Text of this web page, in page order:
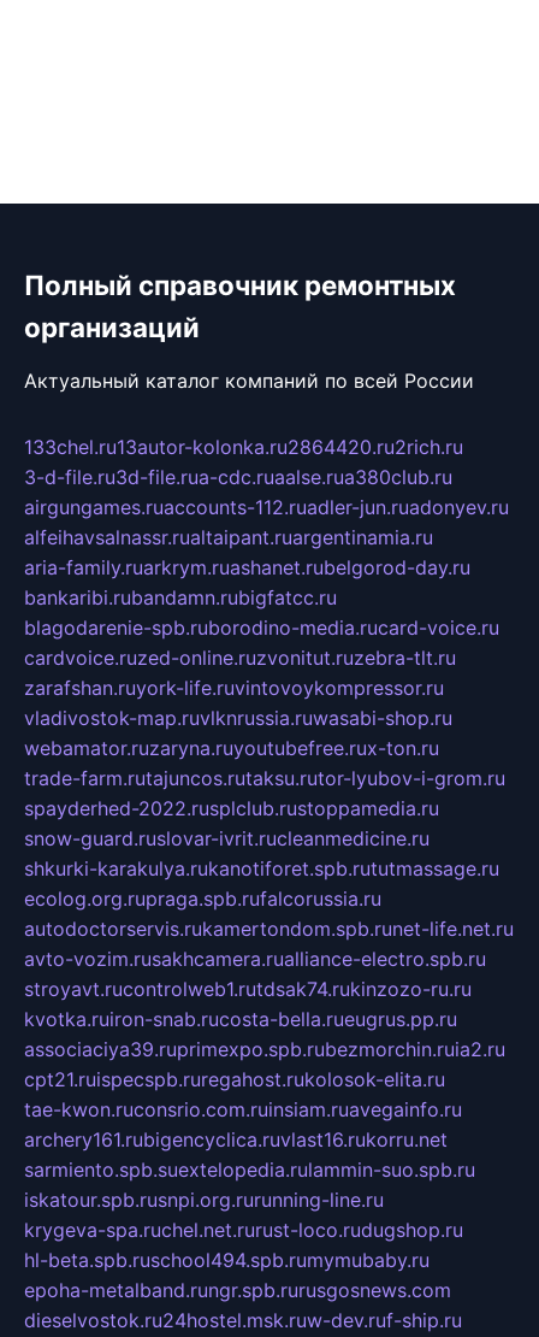
Полный справочник ремонтных
организаций
Актуальный каталог компаний по всей России
133chel.ru13autor-kolonka.ru2864420.ru2rich.ru
3-d-file.ru3d-file.rua-cdc.ruaalse.rua380club.ru
airgungames.ruaccounts-112.ruadler-jun.ruadonyev.ru
alfeihavsalnassr.rualtaipant.ruargentinamia.ru
aria-family.ruarkrym.ruashanet.rubelgorod-day.ru
bankaribi.rubandamn.rubigfatcc.ru
blagodarenie-spb.ruborodino-media.rucard-voice.ru
cardvoice.ruzed-online.ruzvonitut.ruzebra-tlt.ru
zarafshan.ruyork-life.ruvintovoykompressor.ru
vladivostok-map.ruvlknrussia.ruwasabi-shop.ru
webamator.ruzaryna.ruyoutubefree.rux-ton.ru
trade-farm.rutajuncos.rutaksu.rutor-lyubov-i-grom.ru
spayderhed-2022.rusplclub.rustoppamedia.ru
snow-guard.ruslovar-ivrit.rucleanmedicine.ru
shkurki-karakulya.rukanotiforet.spb.rututmassage.ru
ecolog.org.rupraga.spb.rufalcorussia.ru
autodoctorservis.rukamertondom.spb.runet-life.net.ru
avto-vozim.rusakhcamera.rualliance-electro.spb.ru
stroyavt.rucontrolweb1.rutdsak74.rukinzozo-ru.ru
kvotka.ruiron-snab.rucosta-bella.rueugrus.pp.ru
associaciya39.ruprimexpo.spb.rubezmorchin.ruia2.ru
cpt21.ruispecspb.ruregahost.rukolosok-elita.ru
tae-kwon.ruconsrio.com.ruinsiam.ruavegainfo.ru
archery161.rubigencyclica.ruvlast16.rukorru.net
sarmiento.spb.suextelopedia.rulammin-suo.spb.ru
iskatour.spb.rusnpi.org.rurunning-line.ru
krygeva-spa.ruchel.net.rurust-loco.rudugshop.ru
hl-beta.spb.ruschool494.spb.rumymubaby.ru
epoha-metalband.rungr.spb.rurusgosnews.com
dieselvostok.ru24hostel.msk.ruw-dev.ruf-ship.ru